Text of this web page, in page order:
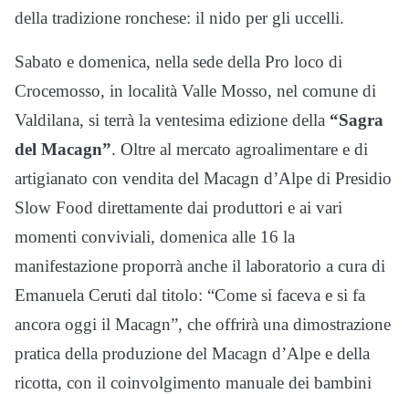
della tradizione ronchese: il nido per gli uccelli.
Sabato e domenica, nella sede della Pro loco di
Crocemosso, in località Valle Mosso, nel comune di
Valdilana, si terrà la ventesima edizione della “Sagra
del Macagn”. Oltre al mercato agroalimentare e di
artigianato con vendita del Macagn d’Alpe di Presidio
Slow Food direttamente dai produttori e ai vari
momenti conviviali, domenica alle 16 la
manifestazione proporrà anche il laboratorio a cura di
Emanuela Ceruti dal titolo: “Come si faceva e si fa
ancora oggi il Macagn”, che offrirà una dimostrazione
pratica della produzione del Macagn d’Alpe e della
ricotta, con il coinvolgimento manuale dei bambini